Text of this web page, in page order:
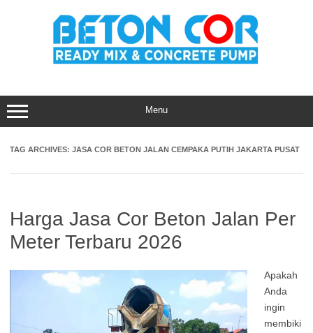
Menu
TAG ARCHIVES: JASA COR BETON JALAN CEMPAKA PUTIH JAKARTA PUSAT
Harga Jasa Cor Beton Jalan Per
Meter Terbaru 2026
Apakah
Anda
ingin
membiki